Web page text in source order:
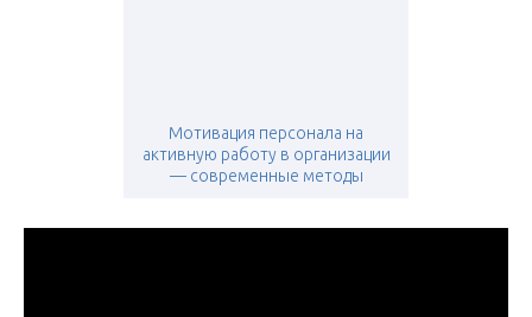
Мотивация персонала на
активную работу в организации
— современные методы